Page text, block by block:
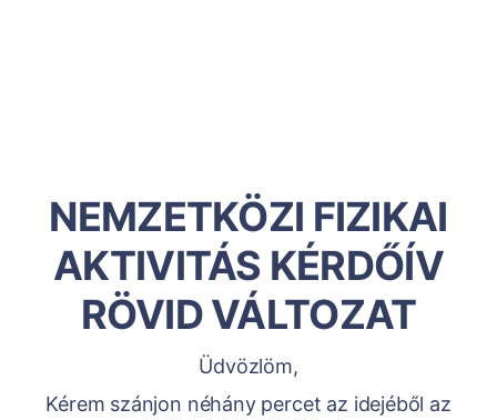
NEMZETKÖZI FIZIKAI
AKTIVITÁS KÉRDŐÍV
RÖVID VÁLTOZAT
Üdvözlöm,
Kérem szánjon néhány percet az idejéből az